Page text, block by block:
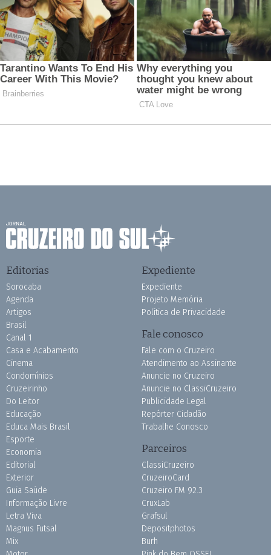
Editorias
Sorocaba
Agenda
Artigos
Brasil
Canal 1
Casa e Acabamento
Cinema
Condomínios
Cruzeirinho
Do Leitor
Educação
Educa Mais Brasil
Esporte
Economia
Editorial
Exterior
Guia Saúde
Informação Livre
Letra Viva
Magnus Futsal
Mix
Expediente
Expediente
Projeto Memória
Política de Privacidade
Fale conosco
Fale com o Cruzeiro
Atendimento ao Assinante
Anuncie no Cruzeiro
Anuncie no ClassiCruzeiro
Publicidade Legal
Repórter Cidadão
Trabalhe Conosco
Parceiros
ClassiCruzeiro
CruzeiroCard
Cruzeiro FM 92.3
CruxLab
Grafsul
Depositphotos
Burh